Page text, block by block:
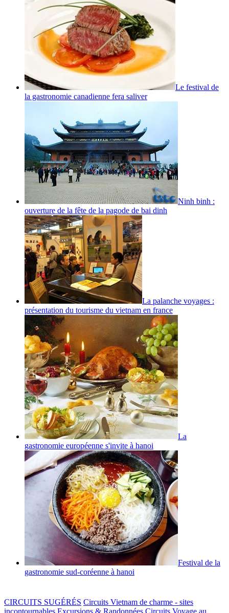
Le festival de
la gastronomie canadienne fera saliver
Ninh binh :
ouverture de la fête de la pagode de bai dinh
La palanche voyages :
présentation du tourisme du vietnam en france
La
gastronomie européenne s'invite à hanoi
Festival de la
gastronomie sud-coréenne à hanoi
CIRCUITS SUGÉRÉS Circuits Vietnam de charme - sites
incontournables Excursions & Randonnées Circuits Voyage au